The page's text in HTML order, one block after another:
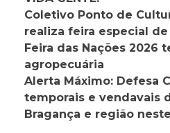
Coletivo Ponto de
realiza feira especial de
Feira das Nações 2026
agropecuária
Alerta Máximo: Defesa
temporais e vendavais
Bragança e região